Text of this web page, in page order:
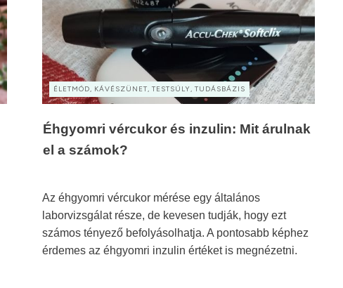
ÉLETMÓD, KÁVÉSZÜNET, TESTSÚLY, TUDÁSBÁZIS
Éhgyomri vércukor és inzulin: Mit árulnak
el a számok?
Az éhgyomri vércukor mérése egy általános
laborvizsgálat része, de kevesen tudják, hogy ezt
számos tényező befolyásolhatja. A pontosabb képhez
érdemes az éhgyomri inzulin értéket is megnézetni.